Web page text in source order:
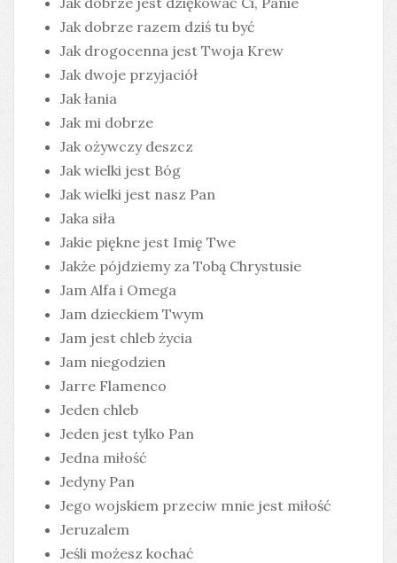
Jak dobrze razem dziś tu być
Jak drogocenna jest Twoja Krew
Jak dwoje przyjaciół
Jak łania
Jak mi dobrze
Jak ożywczy deszcz
Jak wielki jest Bóg
Jak wielki jest nasz Pan
Jaka siła
Jakie piękne jest Imię Twe
Jakże pójdziemy za Tobą Chrystusie
Jam Alfa i Omega
Jam dzieckiem Twym
Jam jest chleb życia
Jam niegodzien
Jarre Flamenco
Jeden chleb
Jeden jest tylko Pan
Jedna miłość
Jedyny Pan
Jego wojskiem przeciw mnie jest miłość
Jeruzalem
Jeśli możesz kochać